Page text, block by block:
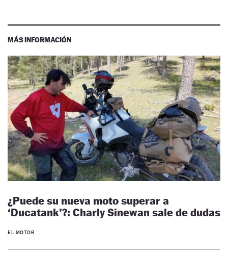
MÁS INFORMACIÓN
¿Puede su nueva moto superar a
‘Ducatank’?: Charly Sinewan sale de dudas
EL MOTOR